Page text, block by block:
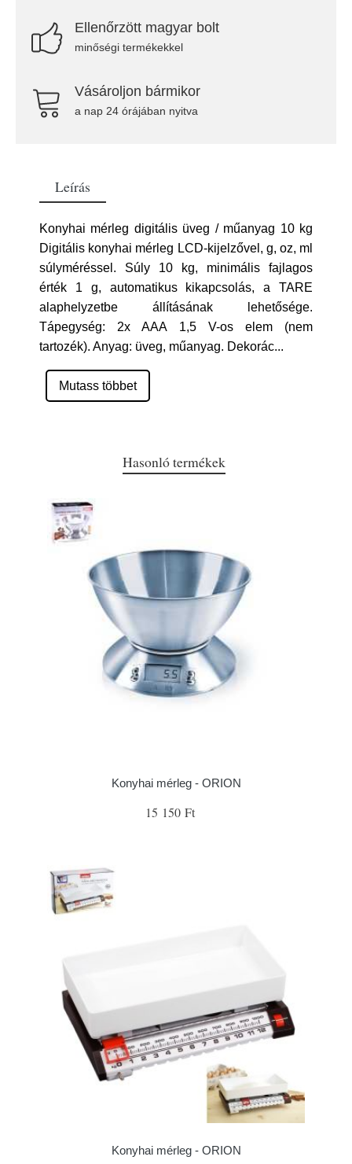
Ellenőrzött magyar bolt
minőségi termékekkel
Vásároljon bármikor
a nap 24 órájában nyitva
Leírás
Konyhai mérleg digitális üveg / műanyag 10 kg
Digitális konyhai mérleg LCD-kijelzővel, g, oz, ml
súlyméréssel. Súly 10 kg, minimális fajlagos
érték 1 g, automatikus kikapcsolás, a TARE
alaphelyzetbe állításának lehetősége.
Tápegység: 2x AAA 1,5 V-os elem (nem
tartozék). Anyag: üveg, műanyag. Dekorác...
Mutass többet
Hasonló termékek
Konyhai mérleg - ORION
15 150 Ft
Konyhai mérleg - ORION